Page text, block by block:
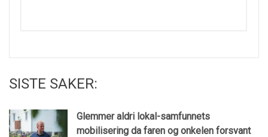
SISTE SAKER:
Glemmer aldri lokal-samfunnets
mobilisering da faren og onkelen forsvant